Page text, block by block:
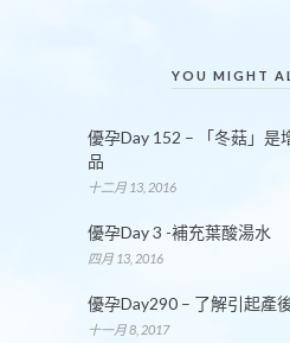
YOU MIGHT
優孕Day 152 – 「冬菇」是
品
十二月 13, 2016
優孕Day 3 -補充葉酸湯水
四月 13, 2016
優孕Day290 – 了解引起產
十一月 8, 2017